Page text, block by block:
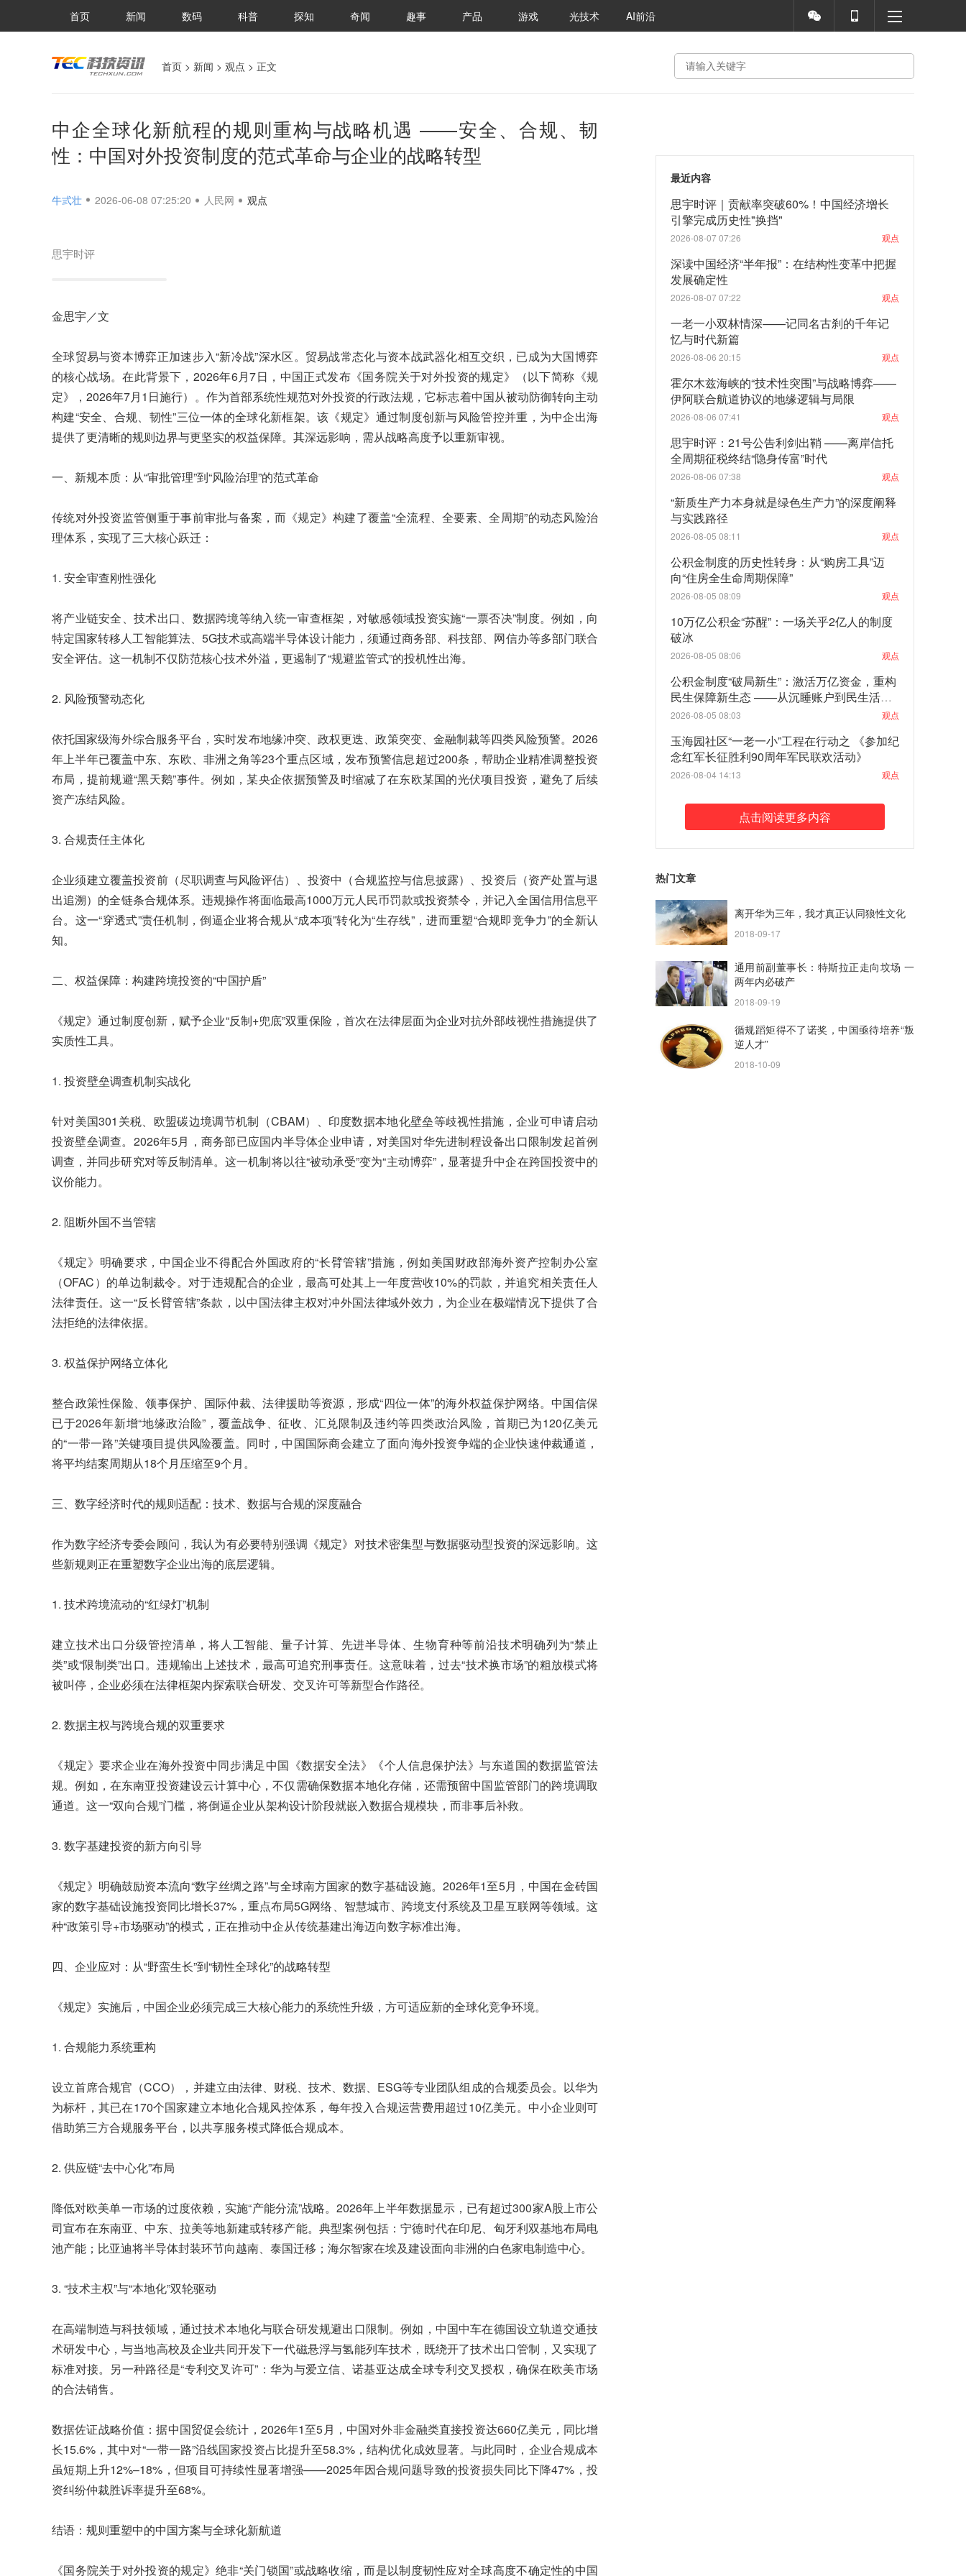
首页 新闻 数码 科普 探知 奇闻 趣事 产品 游戏 光技术 AI前沿
首页 > 新闻 > 观点 > 正文
中企全球化新航程的规则重构与战略机遇 ——安全、合规、韧
性：中国对外投资制度的范式革命与企业的战略转型
牛弎壮 2026-06-08 07:25:20 人民网 观点
思宇时评
金思宇／文
全球贸易与资本博弈正加速步入“新冷战”深水区。贸易战常态化与资本战武器化相互交织，已成为大国博弈
的核心战场。在此背景下，2026年6月7日，中国正式发布《国务院关于对外投资的规定》（以下简称《规
定》，2026年7月1日施行）。作为首部系统性规范对外投资的行政法规，它标志着中国从被动防御转向主动
构建“安全、合规、韧性”三位一体的全球化新框架。该《规定》通过制度创新与风险管控并重，为中企出海
提供了更清晰的规则边界与更坚实的权益保障。其深远影响，需从战略高度予以重新审视。
一、新规本质：从“审批管理”到“风险治理”的范式革命
传统对外投资监管侧重于事前审批与备案，而《规定》构建了覆盖“全流程、全要素、全周期”的动态风险治
理体系，实现了三大核心跃迁：
1. 安全审查刚性强化
将产业链安全、技术出口、数据跨境等纳入统一审查框架，对敏感领域投资实施“一票否决”制度。例如，向
特定国家转移人工智能算法、5G技术或高端半导体设计能力，须通过商务部、科技部、网信办等多部门联合
安全评估。这一机制不仅防范核心技术外溢，更遏制了“规避监管式”的投机性出海。
2. 风险预警动态化
依托国家级海外综合服务平台，实时发布地缘冲突、政权更迭、政策突变、金融制裁等四类风险预警。2026
年上半年已覆盖中东、东欧、非洲之角等23个重点区域，发布预警信息超过200条，帮助企业精准调整投资
布局，提前规避“黑天鹅”事件。例如，某央企依据预警及时缩减了在东欧某国的光伏项目投资，避免了后续
资产冻结风险。
3. 合规责任主体化
企业须建立覆盖投资前（尽职调查与风险评估）、投资中（合规监控与信息披露）、投资后（资产处置与退
出追溯）的全链条合规体系。违规操作将面临最高1000万元人民币罚款或投资禁令，并记入全国信用信息平
台。这一“穿透式”责任机制，倒逼企业将合规从“成本项”转化为“生存线”，进而重塑“合规即竞争力”的全新认
知。
二、权益保障：构建跨境投资的“中国护盾”
《规定》通过制度创新，赋予企业“反制+兜底”双重保险，首次在法律层面为企业对抗外部歧视性措施提供了
实质性工具。
1. 投资壁垒调查机制实战化
针对美国301关税、欧盟碳边境调节机制（CBAM）、印度数据本地化壁垒等歧视性措施，企业可申请启动
投资壁垒调查。2026年5月，商务部已应国内半导体企业申请，对美国对华先进制程设备出口限制发起首例
调查，并同步研究对等反制清单。这一机制将以往“被动承受”变为“主动博弈”，显著提升中企在跨国投资中的
议价能力。
2. 阻断外国不当管辖
《规定》明确要求，中国企业不得配合外国政府的“长臂管辖”措施，例如美国财政部海外资产控制办公室
（OFAC）的单边制裁令。对于违规配合的企业，最高可处其上一年度营收10%的罚款，并追究相关责任人
法律责任。这一“反长臂管辖”条款，以中国法律主权对冲外国法律域外效力，为企业在极端情况下提供了合
法拒绝的法律依据。
3. 权益保护网络立体化
整合政策性保险、领事保护、国际仲裁、法律援助等资源，形成“四位一体”的海外权益保护网络。中国信保
已于2026年新增“地缘政治险”，覆盖战争、征收、汇兑限制及违约等四类政治风险，首期已为120亿美元
的“一带一路”关键项目提供风险覆盖。同时，中国国际商会建立了面向海外投资争端的企业快速仲裁通道，
将平均结案周期从18个月压缩至9个月。
三、数字经济时代的规则适配：技术、数据与合规的深度融合
作为数字经济专委会顾问，我认为有必要特别强调《规定》对技术密集型与数据驱动型投资的深远影响。这
些新规则正在重塑数字企业出海的底层逻辑。
1. 技术跨境流动的“红绿灯”机制
建立技术出口分级管控清单，将人工智能、量子计算、先进半导体、生物育种等前沿技术明确列为“禁止
类”或“限制类”出口。违规输出上述技术，最高可追究刑事责任。这意味着，过去“技术换市场”的粗放模式将
被叫停，企业必须在法律框架内探索联合研发、交叉许可等新型合作路径。
2. 数据主权与跨境合规的双重要求
《规定》要求企业在海外投资中同步满足中国《数据安全法》《个人信息保护法》与东道国的数据监管法
规。例如，在东南亚投资建设云计算中心，不仅需确保数据本地化存储，还需预留中国监管部门的跨境调取
通道。这一“双向合规”门槛，将倒逼企业从架构设计阶段就嵌入数据合规模块，而非事后补救。
3. 数字基建投资的新方向引导
《规定》明确鼓励资本流向“数字丝绸之路”与全球南方国家的数字基础设施。2026年1至5月，中国在金砖国
家的数字基础设施投资同比增长37%，重点布局5G网络、智慧城市、跨境支付系统及卫星互联网等领域。这
种“政策引导+市场驱动”的模式，正在推动中企从传统基建出海迈向数字标准出海。
四、企业应对：从“野蛮生长”到“韧性全球化”的战略转型
《规定》实施后，中国企业必须完成三大核心能力的系统性升级，方可适应新的全球化竞争环境。
1. 合规能力系统重构
设立首席合规官（CCO），并建立由法律、财税、技术、数据、ESG等专业团队组成的合规委员会。以华为
为标杆，其已在170个国家建立本地化合规风控体系，每年投入合规运营费用超过10亿美元。中小企业则可
借助第三方合规服务平台，以共享服务模式降低合规成本。
2. 供应链“去中心化”布局
降低对欧美单一市场的过度依赖，实施“产能分流”战略。2026年上半年数据显示，已有超过300家A股上市公
司宣布在东南亚、中东、拉美等地新建或转移产能。典型案例包括：宁德时代在印尼、匈牙利双基地布局电
池产能；比亚迪将半导体封装环节向越南、泰国迁移；海尔智家在埃及建设面向非洲的白色家电制造中心。
3. “技术主权”与“本地化”双轮驱动
在高端制造与科技领域，通过技术本地化与联合研发规避出口限制。例如，中国中车在德国设立轨道交通技
术研发中心，与当地高校及企业共同开发下一代磁悬浮与氢能列车技术，既绕开了技术出口管制，又实现了
标准对接。另一种路径是“专利交叉许可”：华为与爱立信、诺基亚达成全球专利交叉授权，确保在欧美市场
的合法销售。
数据佐证战略价值：据中国贸促会统计，2026年1至5月，中国对外非金融类直接投资达660亿美元，同比增
长15.6%，其中对“一带一路”沿线国家投资占比提升至58.3%，结构优化成效显著。与此同时，企业合规成本
虽短期上升12%–18%，但项目可持续性显著增强——2025年因合规问题导致的投资损失同比下降47%，投
资纠纷仲裁胜诉率提升至68%。
结语：规则重塑中的中国方案与全球化新航道
《国务院关于对外投资的规定》绝非“关门锁国”或战略收缩，而是以制度韧性应对全球高度不确定性的中国
最近内容
思宇时评｜贡献率突破60%！中国经济增长
引擎完成历史性"换挡"
2026-08-07 07:26 观点
深读中国经济“半年报”：在结构性变革中把握
发展确定性
2026-08-07 07:22 观点
一老一小双林情深——记同名古刹的千年记
忆与时代新篇
2026-08-06 20:15 观点
霍尔木兹海峡的“技术性突围”与战略博弈——
伊阿联合航道协议的地缘逻辑与局限
2026-08-06 07:41 观点
思宇时评：21号公告利剑出鞘 ——离岸信托
全周期征税终结“隐身传富”时代
2026-08-06 07:38 观点
“新质生产力本身就是绿色生产力”的深度阐释
与实践路径
2026-08-05 08:11 观点
公积金制度的历史性转身：从“购房工具”迈
向“住房全生命周期保障”
2026-08-05 08:09 观点
10万亿公积金“苏醒”：一场关乎2亿人的制度
破冰
2026-08-05 08:06 观点
公积金制度“破局新生”：激活万亿资金，重构
民生保障新生态 ——从沉睡账户到民生活
水：一场关乎亿万家庭的制度性觉醒
2026-08-05 08:03 观点
玉海园社区“一老一小”工程在行动之 《参加纪
念红军长征胜利90周年军民联欢活动》
2026-08-04 14:13 观点
点击阅读更多内容
热门文章
离开华为三年，我才真正认同狼性文化
2018-09-17
通用前副董事长：特斯拉正走向坟场 一
两年内必破产
2018-09-19
循规蹈矩得不了诺奖，中国亟待培养“叛
逆人才”
2018-10-09